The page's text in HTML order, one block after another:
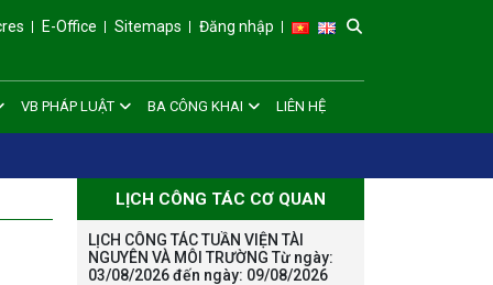
E-Office Sitemaps Đăng nhập
VB PHÁP LUẬT BA CÔNG KHAI LIÊN HỆ
LỊCH CÔNG TÁC CƠ QUAN
LỊCH CÔNG TÁC TUẦN VIỆN TÀI
NGUYÊN VÀ MÔI TRƯỜNG Từ ngày:
03/08/2026 đến ngày: 09/08/2026